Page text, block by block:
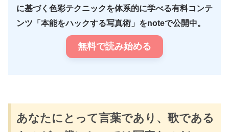
に基づく色彩テクニックを体系的に学べる有料コンテ
ンツ「本能をハックする写真術」をnoteで公開中。
無料で読み始める
あなたにとって言葉であり、歌である